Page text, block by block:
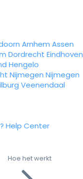
Arnhem Assen
Dordrecht Eindhoven
Hengelo
Nijmegen Nijmegen
Veenendaal
Help Center
Hoe het werkt